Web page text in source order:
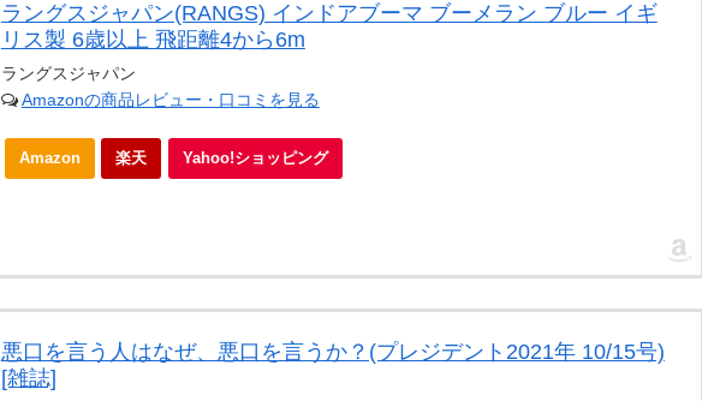
ラングスジャパン(RANGS) インドアブーマ ブーメラン ブルー イギ
リス製 6歳以上 飛距離4から6m
ラングスジャパン
Amazonの商品レビュー・口コミを見る
Amazon 楽天 Yahoo!ショッピング
悪口を言う人はなぜ、悪口を言うか？(プレジデント2021年 10/15号)
[雑誌]